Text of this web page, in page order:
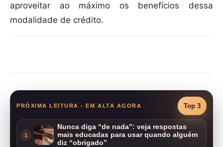
aproveitar ao máximo os benefícios dessa
modalidade de crédito.
PRÓXIMA LEITURA - EM ALTA AGORA Top 3
1
Nunca diga “de nada”: veja respostas
mais educadas para usar quando alguém
diz “obrigado”